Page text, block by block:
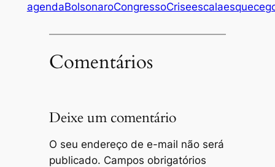
agendaBolsonaroCongressoCriseescalaesquece
Comentários
Deixe um comentário
O seu endereço de e-mail não será
publicado. Campos obrigatórios